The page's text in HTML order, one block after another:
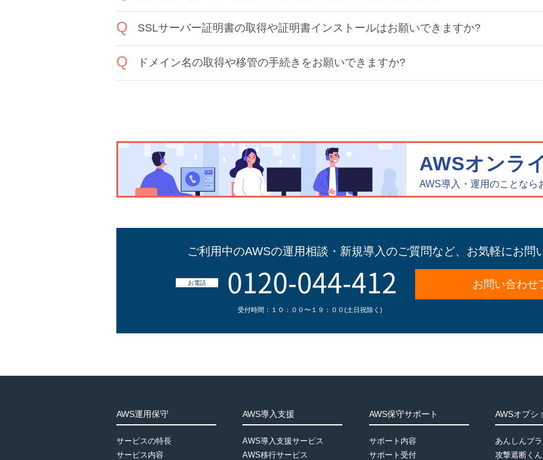
SSLサーバー証明書の取得や証明書インストールはお願いできますか?
ドメイン名の取得や移管の手続きをお願いできますか?
AWSオンラ
AWS導入・運用のことな
ご利用中のAWSの運用相談・新規導入のご質問など、 お気軽にお問
お電話 0120-044-412 お問い合わせ
受付時間：１０：００〜１９：００(土日祝除く)
AWS運用保守
サービスの特長
サービス内容
AWS導入支援
AWS導入支援サービス
AWS移行サービス
AWS保守サポート
サポート内容
サポート受付
AWSオプシ
あんしんプ
攻撃遮断く